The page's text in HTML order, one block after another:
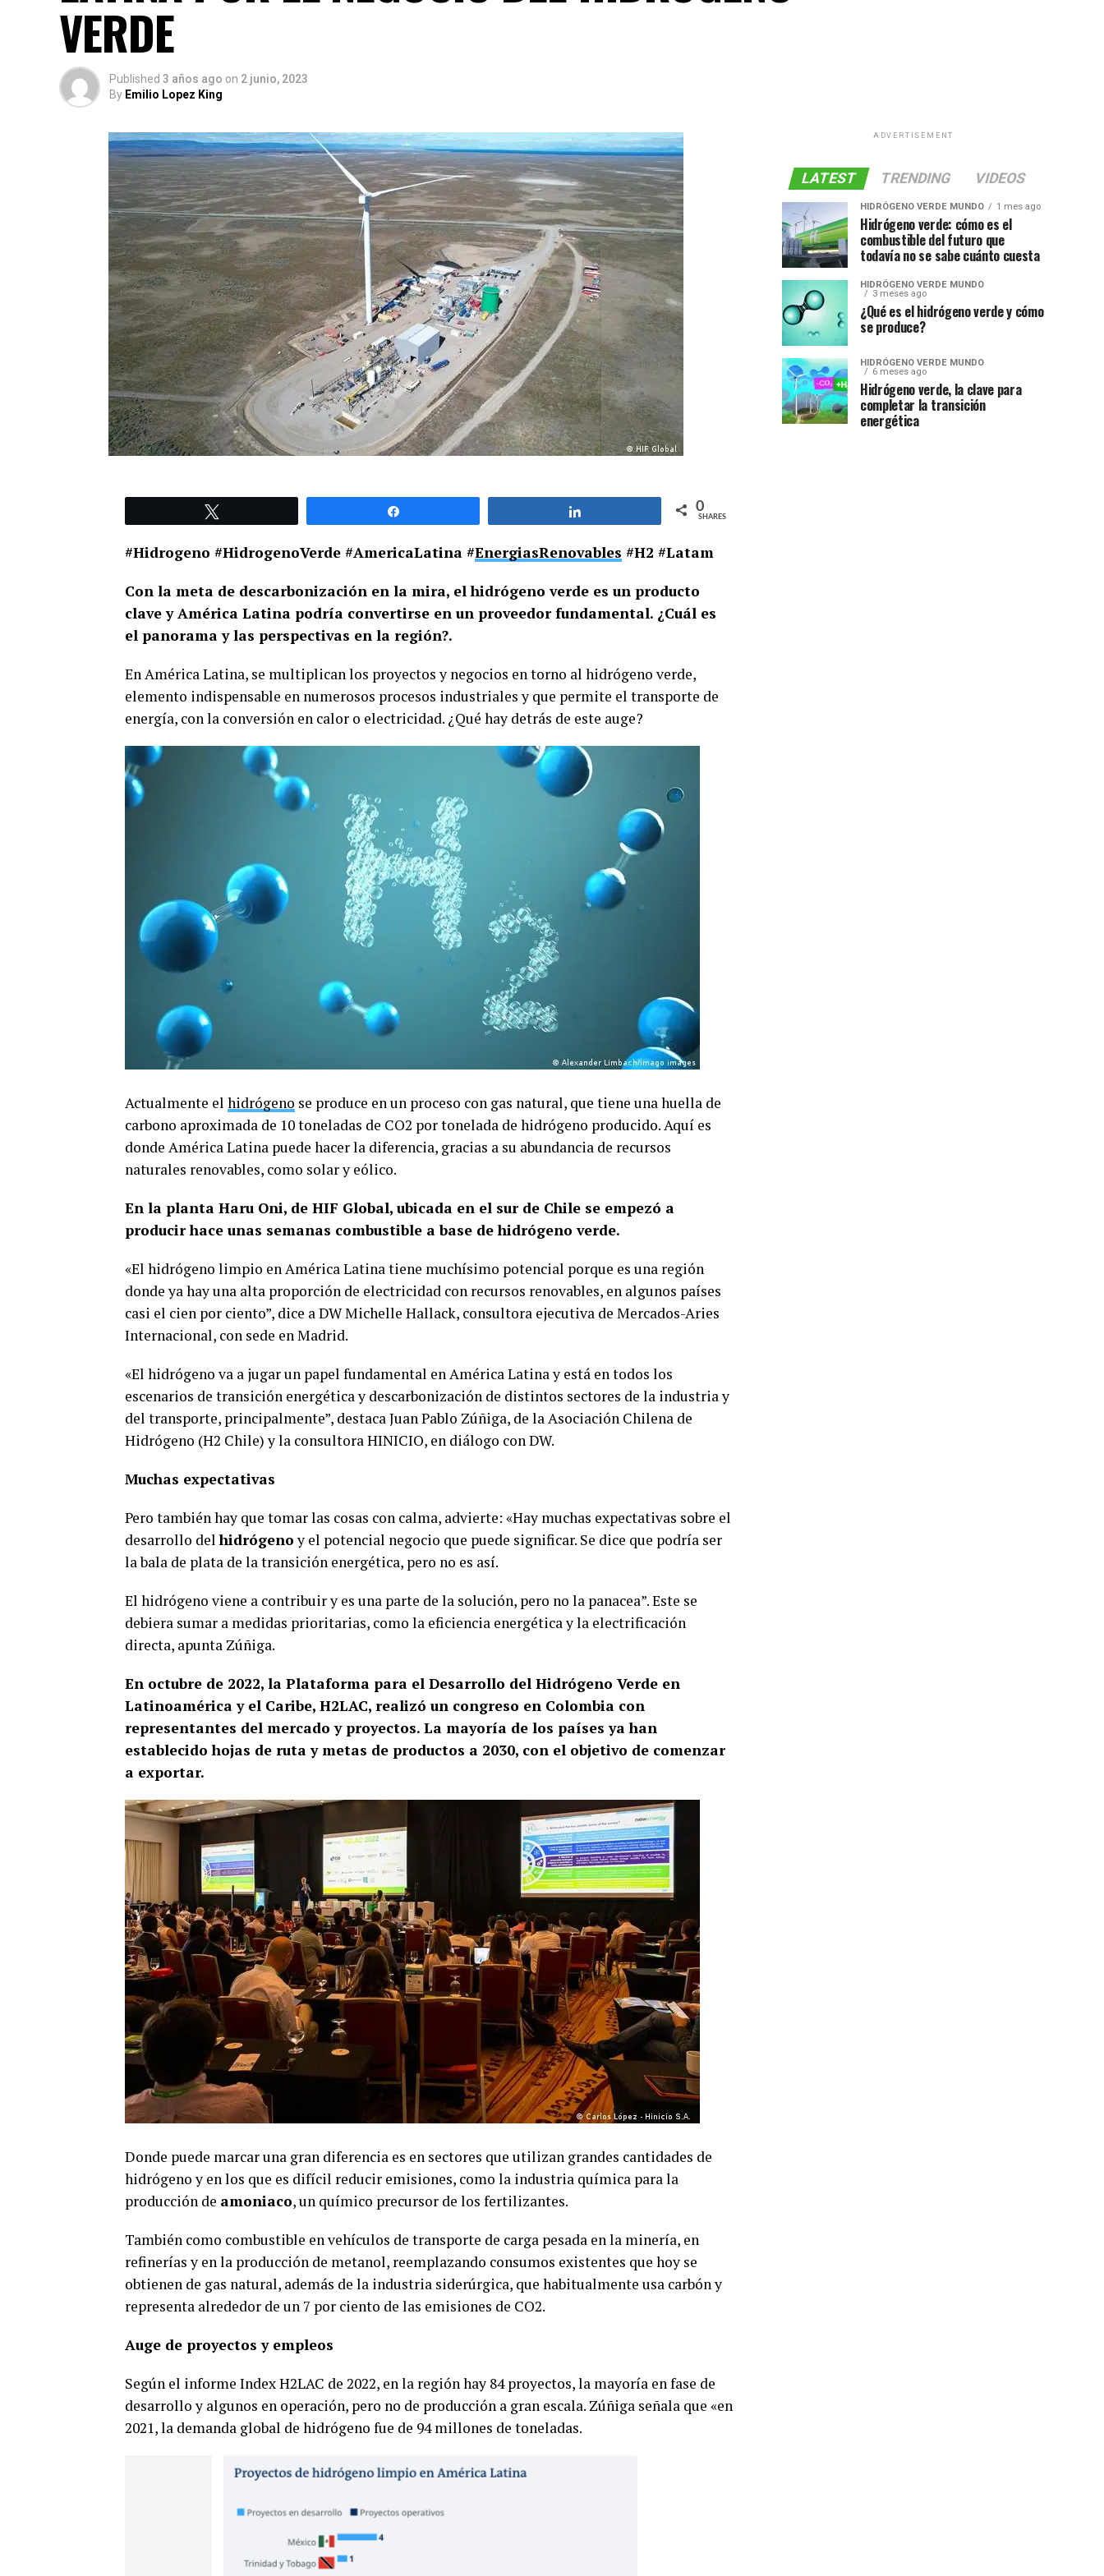
VERDE
Published 3 años ago on 2 junio, 2023
By Emilio Lopez King
0
SHARES
#Hidrogeno #HidrogenoVerde #AmericaLatina #EnergiasRenovables #H2 #Latam
Con la meta de descarbonización en la mira, el hidrógeno verde es un producto
clave y América Latina podría convertirse en un proveedor fundamental. ¿Cuál es
el panorama y las perspectivas en la región?.
En América Latina, se multiplican los proyectos y negocios en torno al hidrógeno verde,
elemento indispensable en numerosos procesos industriales y que permite el transporte de
energía, con la conversión en calor o electricidad. ¿Qué hay detrás de este auge?
Actualmente el hidrógeno se produce en un proceso con gas natural, que tiene una huella de
carbono aproximada de 10 toneladas de CO2 por tonelada de hidrógeno producido. Aquí es
donde América Latina puede hacer la diferencia, gracias a su abundancia de recursos
naturales renovables, como solar y eólico.
En la planta Haru Oni, de HIF Global, ubicada en el sur de Chile se empezó a
producir hace unas semanas combustible a base de hidrógeno verde.
«El hidrógeno limpio en América Latina tiene muchísimo potencial porque es una región
donde ya hay una alta proporción de electricidad con recursos renovables, en algunos países
casi el cien por ciento”, dice a DW Michelle Hallack, consultora ejecutiva de Mercados-Aries
Internacional, con sede en Madrid.
«El hidrógeno va a jugar un papel fundamental en América Latina y está en todos los
escenarios de transición energética y descarbonización de distintos sectores de la industria y
del transporte, principalmente”, destaca Juan Pablo Zúñiga, de la Asociación Chilena de
Hidrógeno (H2 Chile) y la consultora HINICIO, en diálogo con DW.
Muchas expectativas
Pero también hay que tomar las cosas con calma, advierte: «Hay muchas expectativas sobre el
desarrollo delhidrógenoy el potencial negocio que puede significar. Se dice que podría ser
la bala de plata de la transición energética, pero no es así.
El hidrógeno viene a contribuir y es una parte de la solución, pero no la panacea”. Este se
debiera sumar a medidas prioritarias, como la eficiencia energética y la electrificación
directa, apunta Zúñiga.
En octubre de 2022, la Plataforma para el Desarrollo del Hidrógeno Verde en
Latinoamérica y el Caribe, H2LAC, realizó un congreso en Colombia con
representantes del mercado y proyectos. La mayoría de los países ya han
establecido hojas de ruta y metas de productos a 2030, con el objetivo de comenzar
a exportar.
Donde puede marcar una gran diferencia es en sectores que utilizan grandes cantidades de
hidrógeno y en los que es difícil reducir emisiones, como la industria química para la
producción de amoniaco, un químico precursor de los fertilizantes.
También como combustible en vehículos de transporte de carga pesada en la minería, en
refinerías y en la producción de metanol, reemplazando consumos existentes que hoy se
obtienen de gas natural, además de la industria siderúrgica, que habitualmente usa carbón y
representa alrededor de un 7 por ciento de las emisiones de CO2.
Auge de proyectos y empleos
Según el informe Index H2LAC de 2022, en la región hay 84 proyectos, la mayoría en fase de
desarrollo y algunos en operación, pero no de producción a gran escala. Zúñiga señala que «en
2021, la demanda global de hidrógeno fue de 94 millones de toneladas.
ADVERTISEMENT
LATEST TRENDING VIDEOS
HIDRÓGENO VERDE MUNDO 1 mes ago
Hidrógeno verde: cómo es el
combustible del futuro que
todavía no se sabe cuánto cuesta
HIDRÓGENO VERDE MUNDO
3 meses ago
¿Qué es el hidrógeno verde y cómo
se produce?
HIDRÓGENO VERDE MUNDO
6 meses ago
Hidrógeno verde, la clave para
completar la transición
energética